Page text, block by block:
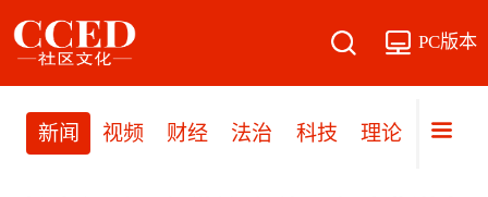
PC版本
新闻 视频 财经 法治 科技 理论 党建